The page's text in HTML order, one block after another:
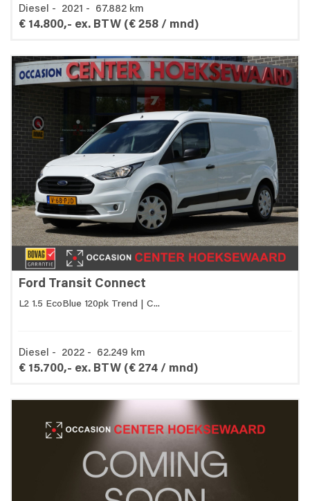
Diesel - 2021 - 67.882 km
€ 14.800,- ex. BTW (€ 258 / mnd)
Ford Transit Connect
L2 1.5 EcoBlue 120pk Trend | C...
Diesel - 2022 - 62.249 km
€ 15.700,- ex. BTW (€ 274 / mnd)